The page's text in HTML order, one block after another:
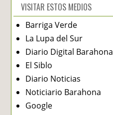
VISITAR ESTOS MEDIOS
Barriga Verde
La Lupa del Sur
Diario Digital Barahona
El Siblo
Diario Noticias
Noticiario Barahona
Google